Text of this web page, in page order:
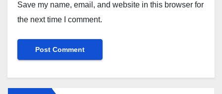
Save my name, email, and website in this browser for
the next time I comment.